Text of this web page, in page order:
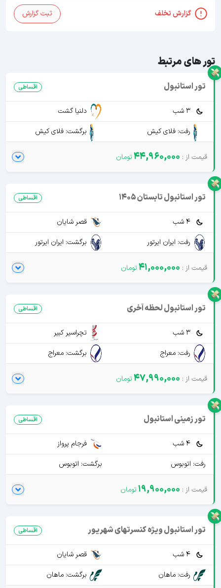
گزارش تخلف ثبت گزارش
تور های مرتبط
تور استانبول اقساطی
3 شب
دلنیا گشت
رفت: فلای کیش
برگشت: فلای کیش
44,960,000
تور استانبول تابستان 1405 اقساطی
4 شب
قصر شایان
رفت: ایران ایرتور
برگشت: ایران ایرتور
41,000,000
تور استانبول لحظه آخری اقساطی
3 شب
تچراسیر کبیر
رفت: معراج
برگشت: معراج
47,990,000
تور زمینی استانبول اقساطی
4 شب
فرجام پرواز
رفت: اتوبوس
برگشت: اتوبوس
19,900,000
تور استانبول ویژه کنسرتهای شهریور اقساطی
4 شب
قصر شایان
رفت: ماهان
برگشت: ماهان